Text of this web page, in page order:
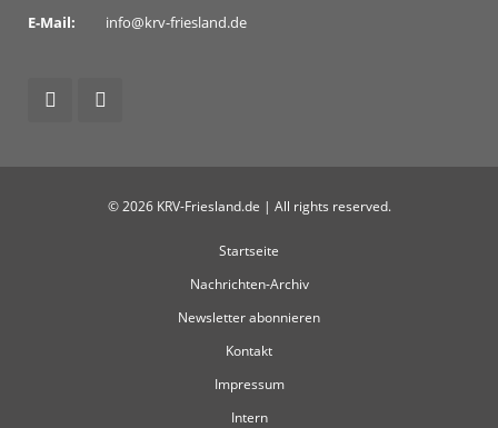
E-Mail:
info@krv-friesland.de
© 2026 KRV-Friesland.de | All rights reserved.
Startseite
Nachrichten-Archiv
Newsletter abonnieren
Kontakt
Impressum
Intern